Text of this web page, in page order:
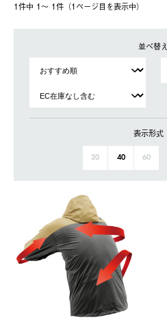
1件中 1〜 1件（1ページ⽬を表⽰中）
並べ替え
表示形式
20 40 60